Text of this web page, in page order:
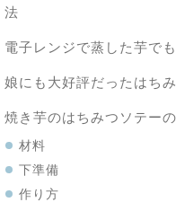
法
電子レンジで蒸した芋でも
娘にも大好評だったはち
焼き芋のはちみつソテー
材料
下準備
作り方